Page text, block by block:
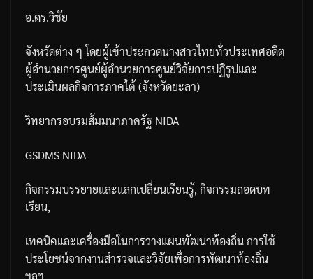
อ.ดร.วิชัย
จังหวัดต่าง ๆ โดยผู้เข้าประกวดนางสาวไทยทั่วประเทศอดีต
ผู้อำนวยการศูนย์ผู้อำนวยการศูนย์วิจัยการปฏิรูปและ
ประเมินผลกิจการภาคใต้ (จังหวัดยะลา)
วิทยากรอบรมส้มมนาภาครัฐ NIDA
GSDMS NIDA
กิจกรรมบรรยายและแลกเปลี่ยนเรียนรู้, กิจกรรมถอดบท
เรียน,
เทคนิคและเครื่องมือในการวางแผนพัฒนาท้องถิ่นการใช้
ประโยชน์จากงานสำรวจและวิจัยเพื่อการพัฒนาท้องถิ่น
ฯลฯ